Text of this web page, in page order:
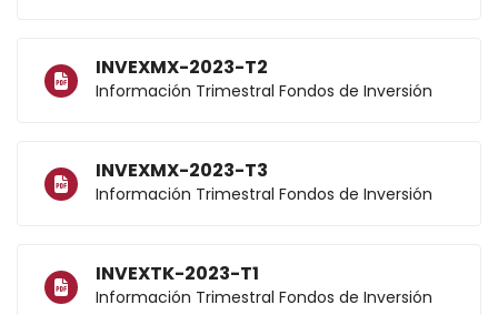
INVEXMX-2023-T2
Información Trimestral Fondos de Inversión
INVEXMX-2023-T3
Información Trimestral Fondos de Inversión
INVEXTK-2023-T1
Información Trimestral Fondos de Inversión